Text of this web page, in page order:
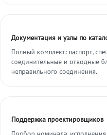
Документация и узлы по
Полный комплект: паспорт,
соединительные и отводные
неправильного соединения.
Поддержка проектировщиков